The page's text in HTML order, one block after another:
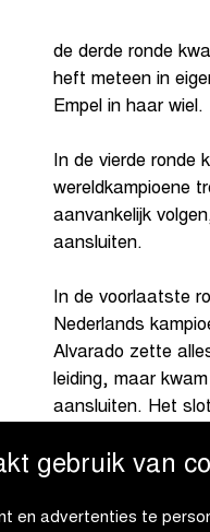
gebruik van
en advertenties te
de derde ronde
heft meteen in
Empel in haar wiel.
In de vierde ronde
wereldkampioene
aanvankelijk
aansluiten.
In de voorlaatste
Nederlands
Alvarado zette
leiding, maar
aansluiten. Het
trok uiteindelijk
vierde keer in